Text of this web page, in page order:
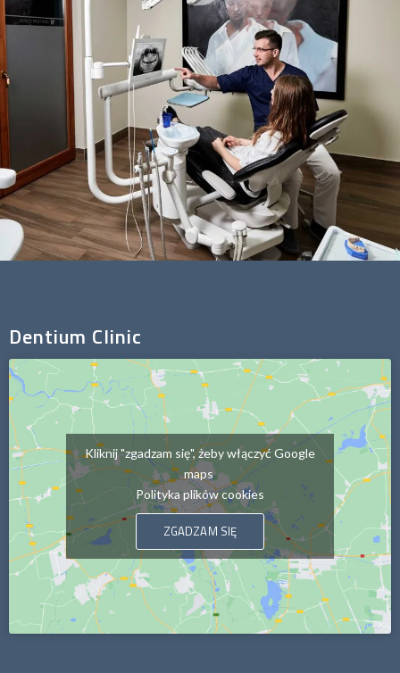
Dentium Clinic
Kliknij "zgadzam się", żeby włączyć Google
maps
Polityka plików cookies
ZGADZAM SIĘ